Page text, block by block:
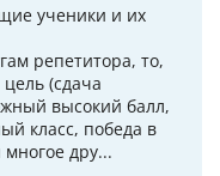
ученики и их
репетитора, то,
(сдача
высокий балл,
класс, победа в
дру...